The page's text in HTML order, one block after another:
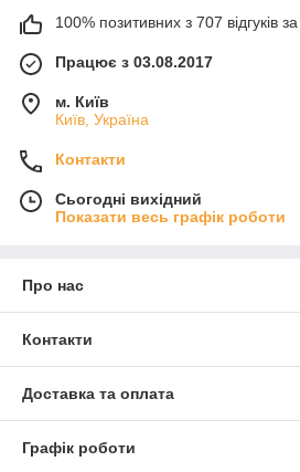
100% позитивних з 707 відгуків за
Працює з 03.08.2017
м. Київ
Київ, Україна
Контакти
Сьогодні вихідний
Показати весь графік роботи
Про нас
Контакти
Доставка та оплата
Графік роботи